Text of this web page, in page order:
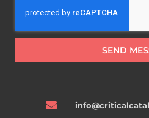
SEND